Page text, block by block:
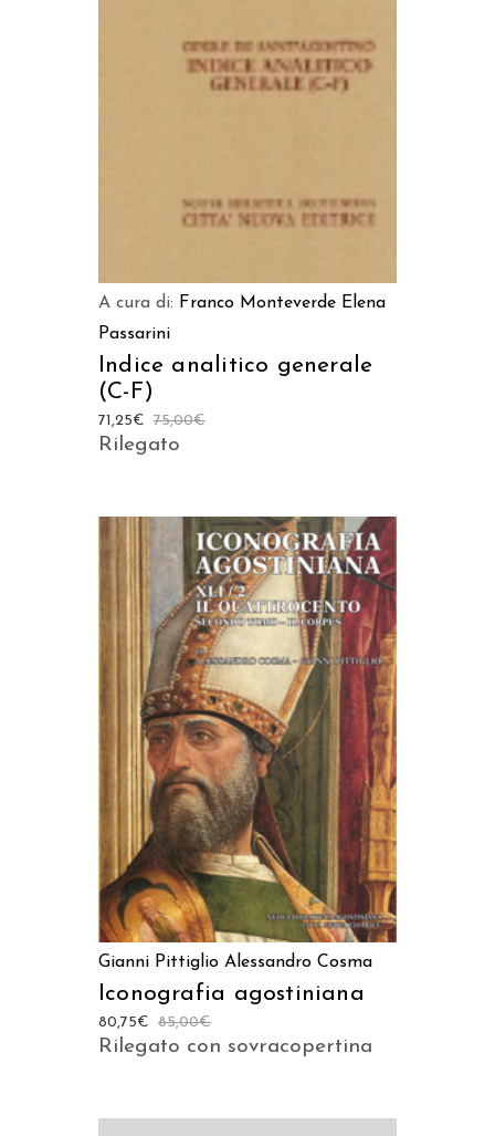
AGGIUNGI AL CARRELLO
A cura di: Franco Monteverde Elena
Passarini
Indice analitico generale
(C-F)
75,00€
71,25€
Rilegato
AGGIUNGI AL CARRELLO
Gianni Pittiglio Alessandro Cosma
Iconografia agostiniana
85,00€
80,75€
Rilegato con sovracopertina